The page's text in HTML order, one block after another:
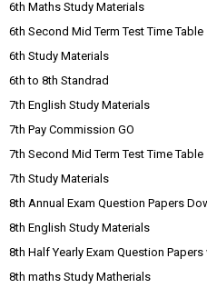
6th Maths Study Materials
6th Second Mid Term Test Time Table
6th Study Materials
6th to 8th Standrad
7th English Study Materials
7th Pay Commission GO
7th Second Mid Term Test Time Table
7th Study Materials
8th Annual Exam Question Papers
8th English Study Materials
8th Half Yearly Exam Question
8th maths Study Matherials